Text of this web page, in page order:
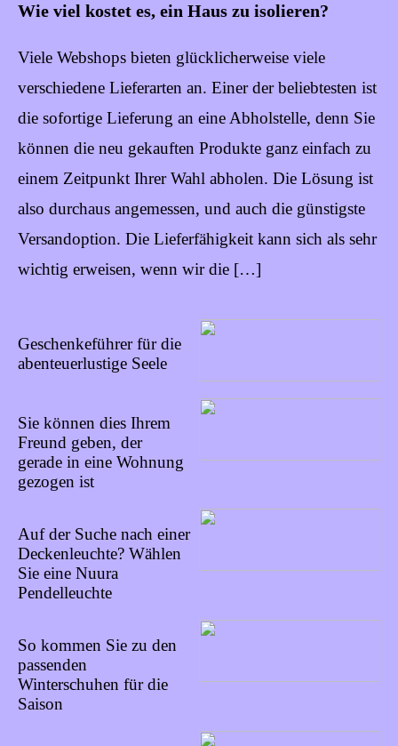
Wie viel kostet es, ein Haus zu isolieren?
Viele Webshops bieten glücklicherweise viele
verschiedene Lieferarten an. Einer der beliebtesten ist
die sofortige Lieferung an eine Abholstelle, denn Sie
können die neu gekauften Produkte ganz einfach zu
einem Zeitpunkt Ihrer Wahl abholen. Die Lösung ist
also durchaus angemessen, und auch die günstigste
Versandoption. Die Lieferfähigkeit kann sich als sehr
wichtig erweisen, wenn wir die […]
Geschenkeführer für die
abenteuerlustige Seele
Sie können dies Ihrem
Freund geben, der
gerade in eine Wohnung
gezogen ist
Auf der Suche nach einer
Deckenleuchte? Wählen
Sie eine Nuura
Pendelleuchte
So kommen Sie zu den
passenden
Winterschuhen für die
Saison